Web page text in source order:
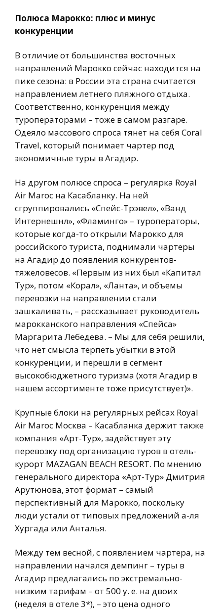
Полюса Марокко: плюс и минус
конкуренции
В отличие от большинства восточных
направлений Марокко сейчас находится на
пике сезона: в России эта страна считается
направлением летнего пляжного отдыха.
Соответственно, конкуренция между
туроператорами – тоже в самом разгаре.
Одеяло массового спроса тянет на себя Coral
Travel, который понимает чартер под
экономичные туры в Агадир.
На другом полюсе спроса – регулярка Royal
Air Maroc на Касабланку. На ней
сгруппировались «Спейс-Трэвел», «Ванд
Интернешнл», «Фламинго» – туроператоры,
которые когда-то открыли Марокко для
российского туриста, поднимали чартеры
на Агадир до появления конкурентов-
тяжеловесов. «Первым из них был «Капитал
Тур», потом «Корал», «Ланта», и объемы
перевозки на направлении стали
зашкаливать, – рассказывает руководитель
марокканского направления «Спейса»
Маргарита Лебедева. – Мы для себя решили,
что нет смысла терпеть убытки в этой
конкуренции, и перешли в сегмент
высокобюджетного туризма (хотя Агадир в
нашем ассортименте тоже присутствует)».
Крупные блоки на регулярных рейсах Royal
Air Maroc Москва – Касабланка держит также
компания «Арт-Тур», задействует эту
перевозку под организацию туров в отель-
курорт MAZAGAN BEACH RESORT. По мнению
генерального директора «Арт-Тур» Дмитрия
Арутюнова, этот формат – самый
перспективный для Марокко, поскольку
люди устали от типовых предложений а-ля
Хургада или Анталья.
Между тем весной, с появлением чартера, на
направлении начался демпинг – туры в
Агадир предлагались по экстремально-
низким тарифам – от 500 у. е. на двоих
(неделя в отеле 3*), – это цена одного